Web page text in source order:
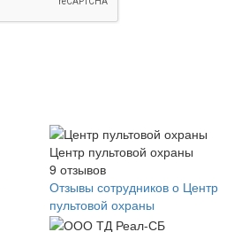
Центр пультовой охраны
9 отзывов
Отзывы сотрудников о Центр
пультовой охраны